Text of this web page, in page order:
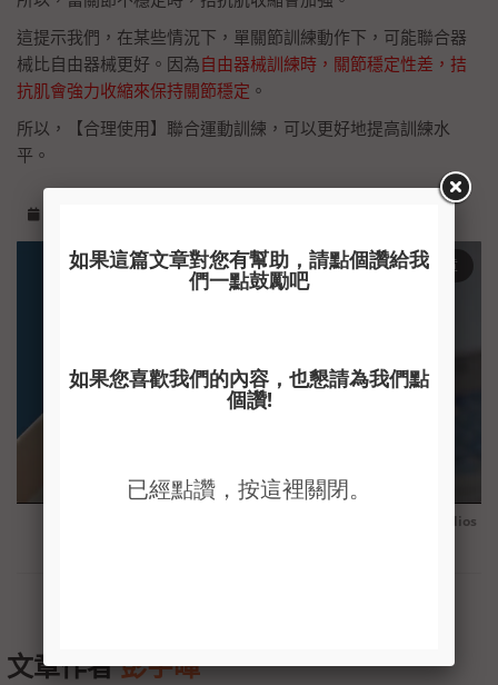
這提示我們，在某些情況下，單關節訓練動作下，可能聯合器
械比自由器械更好。因為自由器械訓練時，關節穩定性差，拮
抗肌會強力收縮來保持關節穩定 。
所以，【合理使用】聯合運動訓練，可以更好地提高訓練水
平。
arrow_forward_ios 閱讀文章
GliaStudios
文章作者彭宇暉